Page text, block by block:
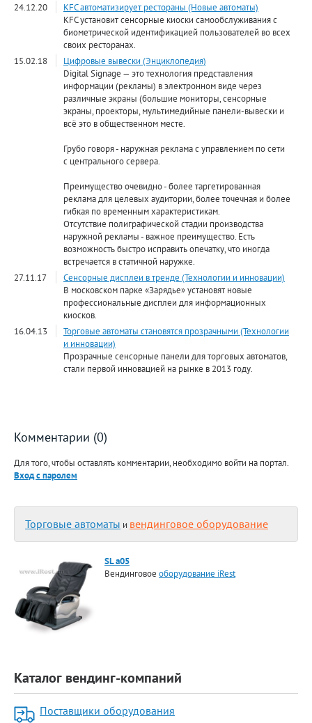
24.12.20
KFC автоматизирует рестораны (Новые автоматы)
KFC установит сенсорные киоски самообслуживания с
биометрической идентификацией пользователей во всех
своих ресторанах.
15.02.18
Цифровые вывески (Энциклопедия)
Digital Signage — это технология представления
информации (рекламы) в электронном виде через
различные экраны (большие мониторы, сенсорные
экраны, проекторы, мультимедийные панели-вывески и
всё это в общественном месте.
Грубо говоря - наружная реклама с управлением по сети
с центрального сервера.
Преимущество очевидно - более таргетированная
реклама для целевых аудитории, более точечная и более
гибкая по временным характеристикам.
Отсутствие полиграфической стадии производства
наружной рекламы - важное преимущество. Есть
возможность быстро исправить опечатку, что иногда
встречается в статичной наружке.
27.11.17
Сенсорные дисплеи в тренде (Технологии и инновации)
В московском парке «Зарядье» установят новые
профессиональные дисплеи для информационных
киосков.
16.04.13
Торговые автоматы становятся прозрачными (Технологии
и инновации)
Прозрачные сенсорные панели для торговых автоматов,
стали первой инновацией на рынке в 2013 году.
Комментарии (0)
Для того, чтобы оставлять комментарии, необходимо войти на портал.
Вход с паролем
Торговые автоматы и вендинговое оборудование
SL a05
Вендинговое оборудование iRest
Каталог вендинг-компаний
Поставщики оборудования